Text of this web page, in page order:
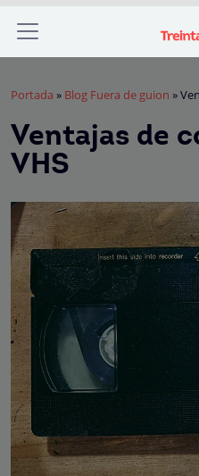
Portada » Blog Fuera de guion »
Ventajas de
VHS